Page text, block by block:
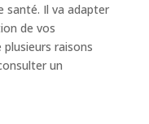
santé. Il va adapter
de vos
raisons
un